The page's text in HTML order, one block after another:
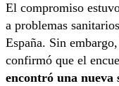
El compromiso
a problemas
España. Sin
confirmó que el
encontró una nueva